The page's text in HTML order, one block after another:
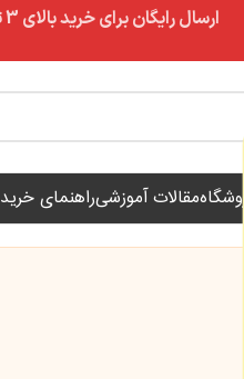
ارسال رایگان برای خرید بالای 3 تومن | ارسال شیراز فوری و مابقی شهرها با پست و تیپاکس
فروشگاهمقالات آموزشیراهنمای خرید